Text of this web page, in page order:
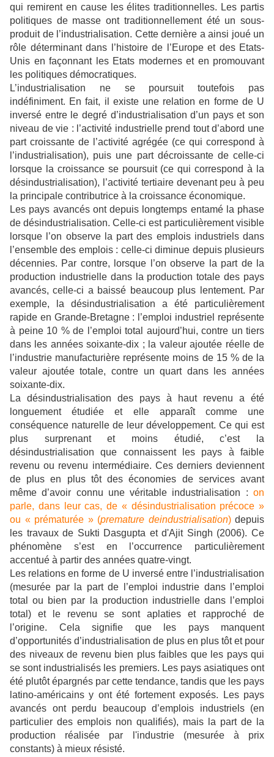
qui remirent en cause les élites traditionnelles. Les partis
politiques de masse ont traditionnellement été un sous-
produit de l’industrialisation. Cette dernière a ainsi joué un
rôle déterminant dans l’histoire de l’Europe et des Etats-
Unis en façonnant les Etats modernes et en promouvant
les politiques démocratiques.
L’industrialisation ne se poursuit toutefois pas
indéfiniment. En fait, il existe une relation en forme de U
inversé entre le degré d’industrialisation d’un pays et son
niveau de vie : l’activité industrielle prend tout d’abord une
part croissante de l’activité agrégée (ce qui correspond à
l’industrialisation), puis une part décroissante de celle-ci
lorsque la croissance se poursuit (ce qui correspond à la
désindustrialisation), l’activité tertiaire devenant peu à peu
la principale contributrice à la croissance économique.
Les pays avancés ont depuis longtemps entamé la phase
de désindustrialisation. Celle-ci est particulièrement visible
lorsque l’on observe la part des emplois industriels dans
l’ensemble des emplois : celle-ci diminue depuis plusieurs
décennies. Par contre, lorsque l’on observe la part de la
production industrielle dans la production totale des pays
avancés, celle-ci a baissé beaucoup plus lentement. Par
exemple, la désindustrialisation a été particulièrement
rapide en Grande-Bretagne : l’emploi industriel représente
à peine 10 % de l’emploi total aujourd’hui, contre un tiers
dans les années soixante-dix ; la valeur ajoutée réelle de
l’industrie manufacturière représente moins de 15 % de la
valeur ajoutée totale, contre un quart dans les années
soixante-dix.
La désindustrialisation des pays à haut revenu a été
longuement étudiée et elle apparaît comme une
conséquence naturelle de leur développement. Ce qui est
plus surprenant et moins étudié, c’est la
désindustrialisation que connaissent les pays à faible
revenu ou revenu intermédiaire. Ces derniers deviennent
de plus en plus tôt des économies de services avant
même d’avoir connu une véritable industrialisation : on
parle, dans leur cas, de « désindustrialisation précoce »
ou « prématurée » (premature deindustrialisation) depuis
les travaux de Sukti Dasgupta et d'Ajit Singh (2006). Ce
phénomène s’est en l’occurrence particulièrement
accentué à partir des années quatre-vingt.
Les relations en forme de U inversé entre l’industrialisation
(mesurée par la part de l’emploi industrie dans l’emploi
total ou bien par la production industrielle dans l’emploi
total) et le revenu se sont aplaties et rapproché de
l’origine. Cela signifie que les pays manquent
d’opportunités d’industrialisation de plus en plus tôt et pour
des niveaux de revenu bien plus faibles que les pays qui
se sont industrialisés les premiers. Les pays asiatiques ont
été plutôt épargnés par cette tendance, tandis que les pays
latino-américains y ont été fortement exposés. Les pays
avancés ont perdu beaucoup d’emplois industriels (en
particulier des emplois non qualifiés), mais la part de la
production réalisée par l'industrie (mesurée à prix
constants) à mieux résisté.